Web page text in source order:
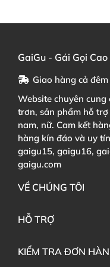
GaiGu - Gái Gọi Cao
Giao hàng cả
Website chuyên
trơn, sản phẩm hỗ
nam, nữ. Cam kết
hàng kín đáo và uy
gaigu15, gaigu16,
gaigu.com
VỀ CHÚNG TÔI
HỖ TRỢ
KIỂM TRA ĐƠN